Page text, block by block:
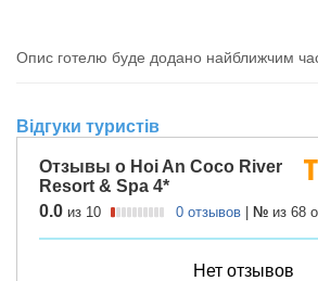
Опис готелю буде додано найближчим
Відгуки туристів